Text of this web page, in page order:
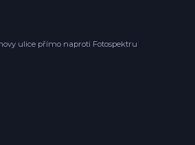
ulice přímo naproti Fotospektru